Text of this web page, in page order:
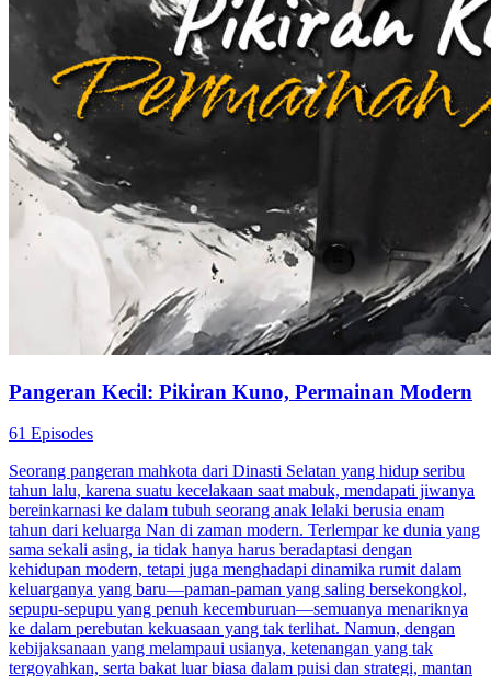
Pangeran Kecil: Pikiran Kuno, Permainan Modern
61 Episodes
Seorang pangeran mahkota dari Dinasti Selatan yang hidup seribu
tahun lalu, karena suatu kecelakaan saat mabuk, mendapati jiwanya
bereinkarnasi ke dalam tubuh seorang anak lelaki berusia enam
tahun dari keluarga Nan di zaman modern. Terlempar ke dunia yang
sama sekali asing, ia tidak hanya harus beradaptasi dengan
kehidupan modern, tetapi juga menghadapi dinamika rumit dalam
keluarganya yang baru—paman-paman yang saling bersekongkol,
sepupu-sepupu yang penuh kecemburuan—semuanya menariknya
ke dalam perebutan kekuasaan yang tak terlihat. Namun, dengan
kebijaksanaan yang melampaui usianya, ketenangan yang tak
tergoyahkan, serta bakat luar biasa dalam puisi dan strategi, mantan